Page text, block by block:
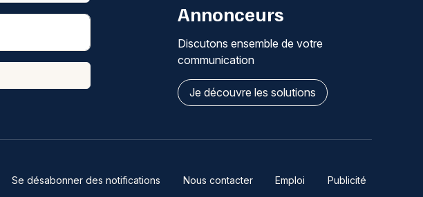
Annonceurs
Discutons ensemble de votre
communication
Je découvre les solutions
Se désabonner des notifications Nous contacter Emploi Publicité